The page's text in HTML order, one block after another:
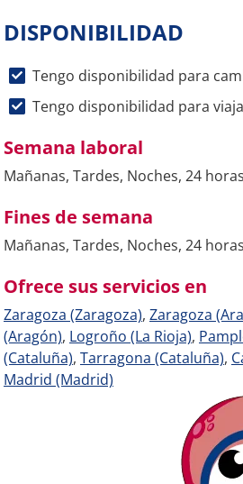
DISPONIBILIDAD
Tengo disponibilidad para
Tengo disponibilidad para
Semana laboral
Mañanas, Tardes, Noches, 24
Fines de semana
Mañanas, Tardes, Noches, 24
Ofrece sus servicios en
Zaragoza (Zaragoza), Zaragoza
(Aragón), Logroño (La Rioja),
(Cataluña), Tarragona (Cataluña),
Madrid (Madrid)